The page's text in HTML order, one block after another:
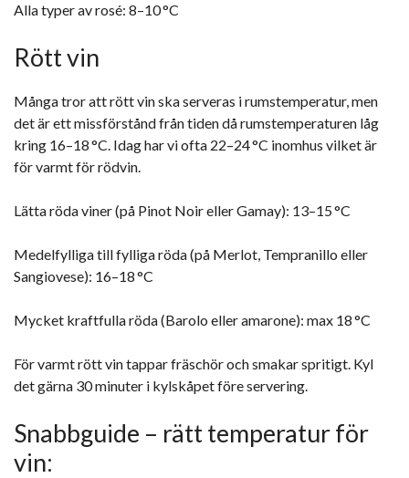
Alla typer av rosé: 8–10 °C
Rött vin
Många tror att rött vin ska serveras i rumstemperatur, men
det är ett missförstånd från tiden då rumstemperaturen låg
kring 16–18 °C. Idag har vi ofta 22–24 °C inomhus vilket är
för varmt för rödvin.
Lätta röda viner (på Pinot Noir eller Gamay): 13–15 °C
Medelfylliga till fylliga röda (på Merlot, Tempranillo eller
Sangiovese): 16–18 °C
Mycket kraftfulla röda (Barolo eller amarone): max 18 °C
För varmt rött vin tappar fräschör och smakar spritigt. Kyl
det gärna 30 minuter i kylskåpet före servering.
Snabbguide – rätt temperatur för
vin: